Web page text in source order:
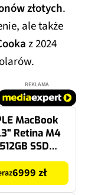
złotych.
ale także
z 2024
REKLAMA
MacBook
Retina M4
SSD
6999 zł